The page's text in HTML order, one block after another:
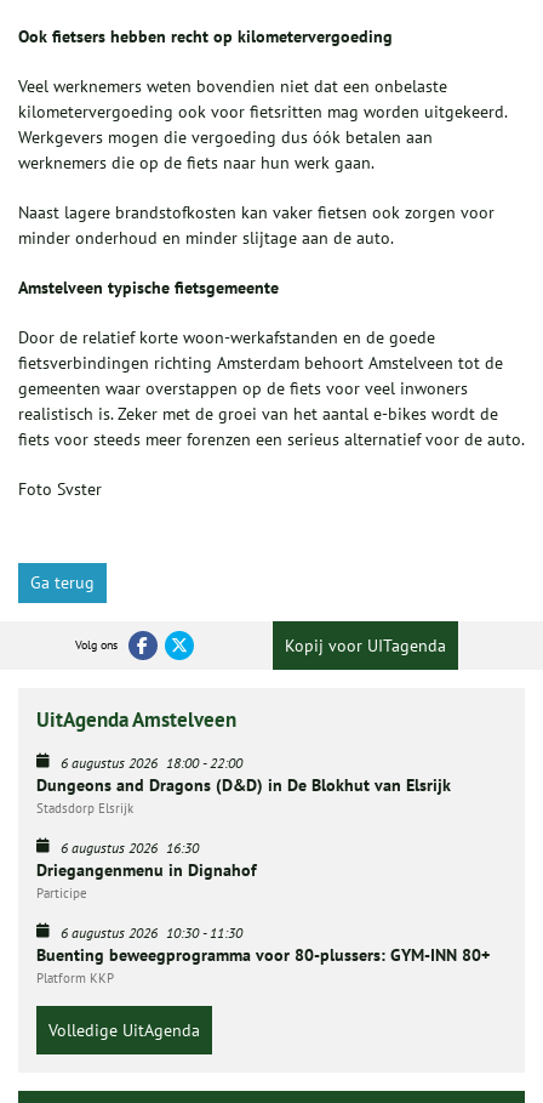
Ook fietsers hebben recht op kilometervergoeding
Veel werknemers weten bovendien niet dat een onbelaste
kilometervergoeding ook voor fietsritten mag worden uitgekeerd.
Werkgevers mogen die vergoeding dus óók betalen aan
werknemers die op de fiets naar hun werk gaan.
Naast lagere brandstofkosten kan vaker fietsen ook zorgen voor
minder onderhoud en minder slijtage aan de auto.
Amstelveen typische fietsgemeente
Door de relatief korte woon-werkafstanden en de goede
fietsverbindingen richting Amsterdam behoort Amstelveen tot de
gemeenten waar overstappen op de fiets voor veel inwoners
realistisch is. Zeker met de groei van het aantal e-bikes wordt de
fiets voor steeds meer forenzen een serieus alternatief voor de auto.
Foto Svster
Ga terug
Volg ons Kopij voor UITagenda
UitAgenda Amstelveen
6 augustus 2026 18:00-22:00
Dungeons and Dragons (D&D) in De Blokhut van Elsrijk
Stadsdorp Elsrijk
6 augustus 2026 16:30
Driegangenmenu in Dignahof
Participe
6 augustus 2026 10:30-11:30
Buenting beweegprogramma voor 80-plussers: GYM-INN 80+
Platform KKP
Volledige UitAgenda